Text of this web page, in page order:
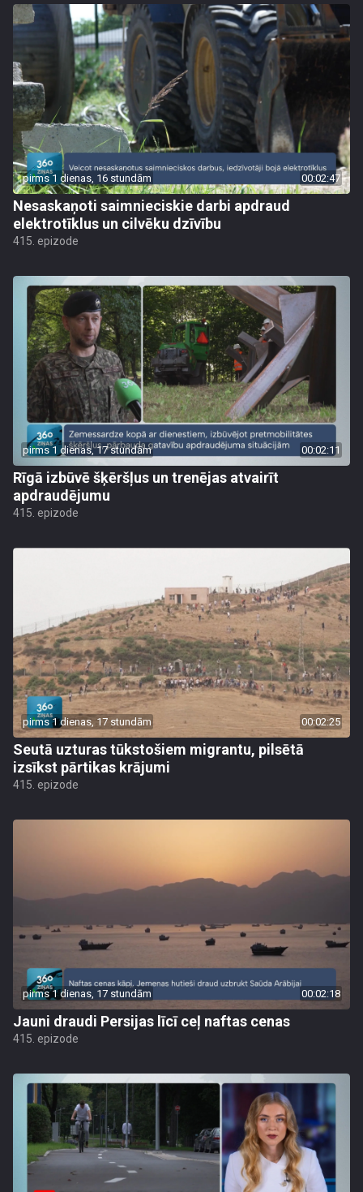
pirms 1 dienas, 16 stundām 00:02:47
Nesaskaņoti saimnieciskie darbi apdraud
elektrotīklus un cilvēku dzīvību
415. epizode
pirms 1 dienas, 17 stundām 00:02:11
Rīgā izbūvē šķēršļus un trenējas atvairīt
apdraudējumu
415. epizode
pirms 1 dienas, 17 stundām 00:02:25
Seutā uzturas tūkstošiem migrantu, pilsētā
izsīkst pārtikas krājumi
415. epizode
pirms 1 dienas, 17 stundām 00:02:18
Jauni draudi Persijas līcī ceļ naftas cenas
415. epizode